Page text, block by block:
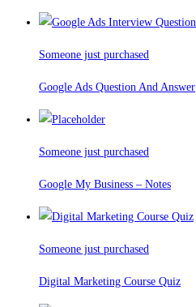
Someone just purchased
Google Ads Question And Answer
Someone just purchased
Google My Business – Notes
Someone just purchased
Digital Marketing Course Quiz